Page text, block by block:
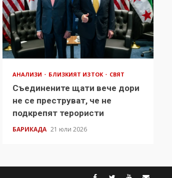
АНАЛИЗИ БЛИЗКИЯТ ИЗТОК СВЯТ
Съединените щати вече дори
не се преструват, че не
подкрепят терористи
БАРИКАДА 21 юли 2026